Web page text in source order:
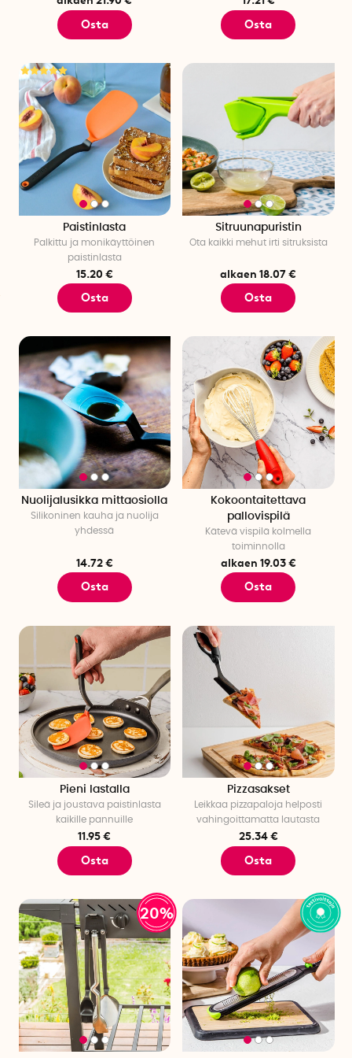
myymälöissä ympäri maailman. Työpaja on yhä edelleen
paikoillaan ja tänäkin päivänä osa Dreamfarmin toimintaa.
Scizza, Supoon, Mini Supoon, Chopula ja Jot ovat kaikki
valikoitujen Dreamfarm-tuotteiden nimiä, ja löydät ne kaikki
meiltä SmartaSakerilta. Tilaa Dreamfarm-tuotteita jo tänään!
Osta Osta
Paistinlasta
Palkittu ja monikäyttöinen
paistinlasta
15.20 €
Osta
Sitruunapuristin
Ota kaikki mehut irti sitruksista
alkaen 18.07 €
Osta
Nuolijalusikka mittaosiolla
Silikoninen kauha ja nuolija
yhdessä
14.72 €
Osta
Kokoontaitettava
pallovispilä
Kätevä vispilä kolmella
toiminnolla
alkaen 19.03 €
Osta
Pieni lastalla
Sileä ja joustava paistinlasta
kaikille pannuille
11.95 €
Osta
Pizzasakset
Leikkaa pizzapaloja helposti
vahingoittamatta lautasta
25.34 €
Osta
20%